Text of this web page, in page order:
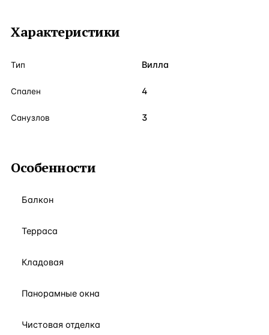
Характеристики
Тип Вилла
Спален 4
Санузлов 3
Особенности
Балкон
Терраса
Кладовая
Панорамные окна
Чистовая отделка